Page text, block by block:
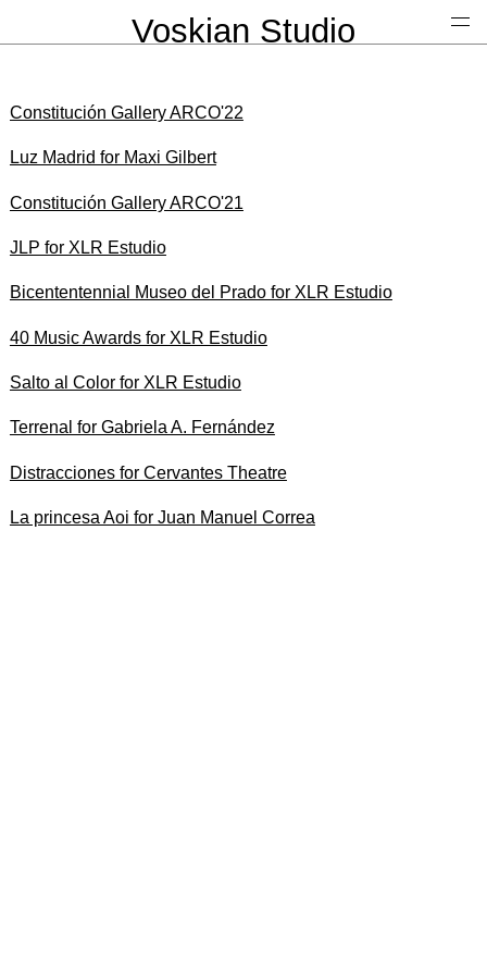
Voskian Studio
Constitución Gallery ARCO'22
Luz Madrid for Maxi Gilbert
Constitución Gallery ARCO'21
JLP for XLR Estudio
Bicententennial Museo del Prado for XLR Estudio
40 Music Awards for XLR Estudio
Salto al Color for XLR Estudio
Terrenal for Gabriela A. Fernández
Distracciones for Cervantes Theatre
La princesa Aoi for Juan Manuel Correa